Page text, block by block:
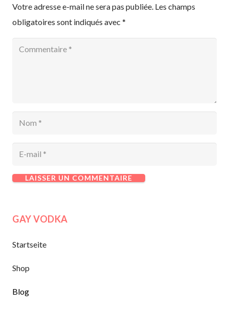
Votre adresse e-mail ne sera pas publiée. Les champs
obligatoires sont indiqués avec *
LAISSER UN COMMENTAIRE
GAY VODKA
Startseite
Shop
Blog